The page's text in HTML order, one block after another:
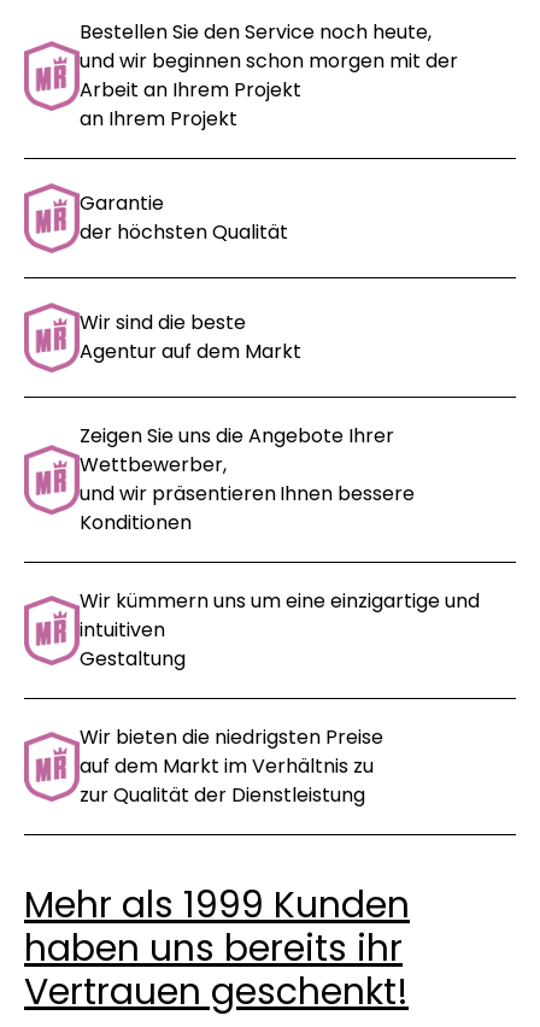
Bestellen Sie den Service noch heute,
und wir beginnen schon morgen mit der
Arbeit an Ihrem Projekt
an Ihrem Projekt
Garantie
der höchsten Qualität
Wir sind die beste
Agentur auf dem Markt
Zeigen Sie uns die Angebote Ihrer
Wettbewerber,
und wir präsentierenIhnen bessere
Konditionen
Wir kümmern uns um eine einzigartige und
intuitiven
Gestaltung
Wir bieten die niedrigsten Preise
auf dem Markt im Verhältnis zu
zur Qualität der Dienstleistung
Mehr als 1999 Kunden
haben uns bereits ihr
Vertrauen geschenkt!